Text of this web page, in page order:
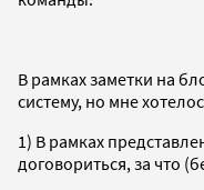
В рамках заметки на
систему, но мне
1) В рамках
договориться, за что